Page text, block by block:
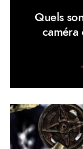
Quels
caméra